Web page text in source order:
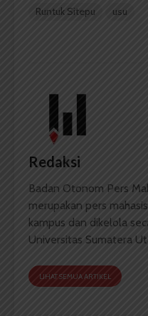
Runtuk Sitepu usu
Redaksi
Badan Otonom Pers
merupakan pers
kampus dan dikelola
Universitas Sumatera
LIHAT SEMUA ARTIKEL